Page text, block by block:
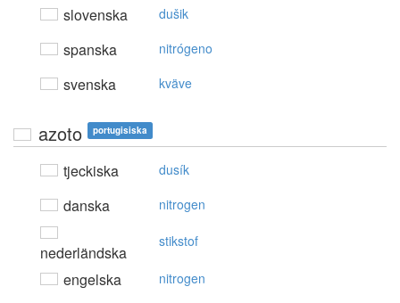
slovenska dušik
spanska nitrógeno
svenska kväve
azoto portugisiska
tjeckiska dusík
danska nitrogen
nederländska
stikstof
engelska nitrogen